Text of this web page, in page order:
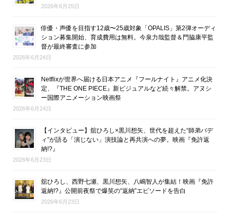
2026年6月25日
俳優・声優を目指す12歳〜25歳対象「OPALIS」第2弾オーディ
ション募集開始、育成費用は無料。今泉力哉監督＆門脇康平監
督が最終審査に参加
2026年6月24日
Netflixが世界へ届ける日本アニメ『フールナイト』アニメ化決
定、『THE ONE PIECE』新ビジュアルなど続々解禁。アヌシ
ー国際アニメーション映画祭
2026年6月24日
【インタビュー】舘ひろし×黒川想矢、世代を超えた“師弟バデ
ィ”が語る「演じない」演技論と再共演への夢。映画『免許返
納!?』
2026年6月23日
舘ひろし、西野七瀬、黒川想矢、八嶋智人が集結！映画『免許
返納!?』公開前夜祭で爆笑の“返納”エピソードを告白
2026年6月23日